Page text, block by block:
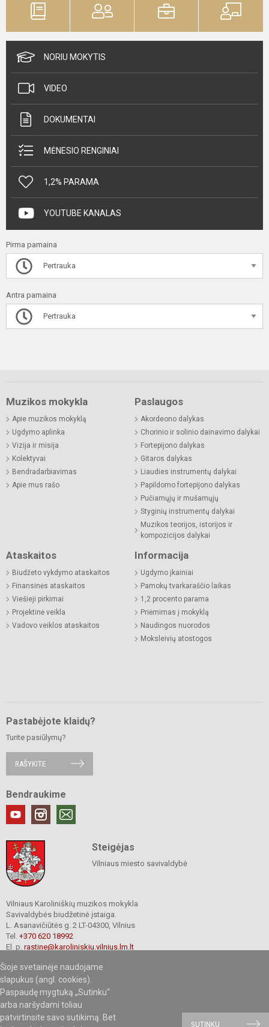
Šioje svetainėje naudojame
slapukus (angl. cookies).
Paspaudę mygtuką „Sutinku“
arba naršydami toliau
patvirtinsite savo sutikimą. Bet
SUTINKU
NORIU MOKYTIS
VIDEO
DOKUMENTAI
MĖNESIO RENGINIAI
1,2% PARAMA
YOUTUBE KANALAS
Pirma pamaina
Pertrauka
Antra pamaina
Pertrauka
Muzikos mokykla
Apie muzikos mokyklą
Ugdymo aplinka
Vizija ir misija
Kolektyvai
Bendradarbiavimas
Apie mus rašo
Paslaugos
Akordeono dalykas
Chorinio ir solinio dainavimo dalykai
Fortepijono dalykas
Gitaros dalykas
Liaudies instrumentų dalykai
Papildomo fortepijono dalykas
Pučiamųjų ir mušamųjų
Styginių instrumentų dalykai
Muzikos teorijos, istorijos ir
kompozicijos dalykai
Ataskaitos
Biudžeto vykdymo ataskaitos
Finansinės ataskaitos
Viešieji pirkimai
Projektinė veikla
Vadovo veiklos ataskaitos
Informacija
Ugdymo įkainiai
Pamokų tvarkaraščio laikas
1,2 procento parama
Priėmimas į mokyklą
Naudingos nuorodos
Moksleivių atostogos
Pastabėjote klaidų?
Turite pasiūlymų?
RAŠYKITE
Bendraukime
Steigėjas
Vilniaus miesto savivaldybė
Vilniaus Karoliniškių muzikos mokykla
Savivaldybės biudžetinė įstaiga.
L. Asanavičiūtės g. 2 LT-04300, Vilnius
Tel. +370 620 18992
El. p. rastine@karoliniskiu.vilnius.lm.lt
Juridinių asmenų registre
Įmonės kodas 191662566
© 2019.Vilniaus Karoliniškių muzikos mokykla. Visos teisės saugomos.